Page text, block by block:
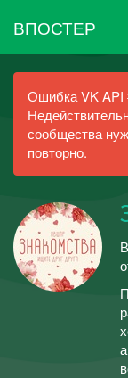
ВПОСТЕР
Ошибка VK API
сообщества
повторно.